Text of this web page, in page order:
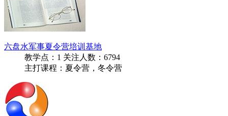
六盘水军事夏令营培训基地
教学点： 1 关注人数： 6794
主打课程：夏令营，冬令营